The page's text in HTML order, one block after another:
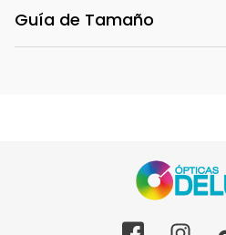
Guía de Tamaño